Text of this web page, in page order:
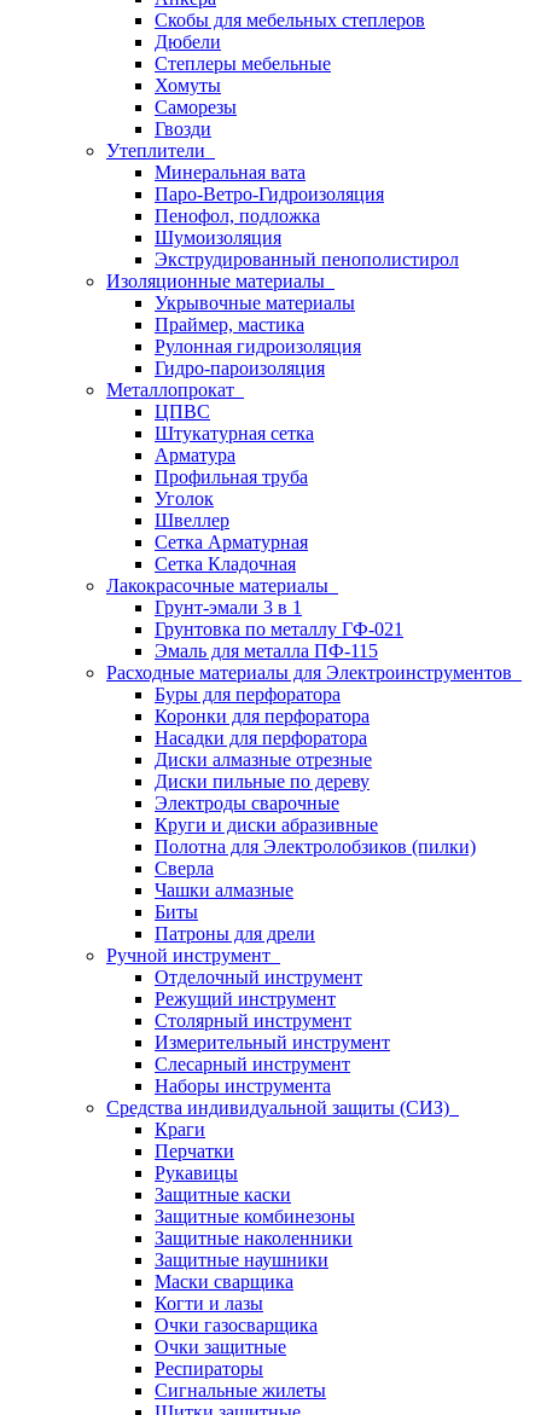
Скобы для мебельных степлеров
Дюбели
Степлеры мебельные
Хомуты
Саморезы
Гвозди
Утеплители
Минеральная вата
Паро-Ветро-Гидроизоляция
Пенофол, подложка
Шумоизоляция
Экструдированный пенополистирол
Изоляционные материалы
Укрывочные материалы
Праймер, мастика
Рулонная гидроизоляция
Гидро-пароизоляция
Металлопрокат
ЦПВС
Штукатурная сетка
Арматура
Профильная труба
Уголок
Швеллер
Сетка Арматурная
Сетка Кладочная
Лакокрасочные материалы
Грунт-эмали 3 в 1
Грунтовка по металлу ГФ-021
Эмаль для металла ПФ-115
Расходные материалы для Электроинструментов
Буры для перфоратора
Коронки для перфоратора
Насадки для перфоратора
Диски алмазные отрезные
Диски пильные по дереву
Электроды сварочные
Круги и диски абразивные
Полотна для Электролобзиков (пилки)
Сверла
Чашки алмазные
Биты
Патроны для дрели
Ручной инструмент
Отделочный инструмент
Режущий инструмент
Столярный инструмент
Измерительный инструмент
Слесарный инструмент
Наборы инструмента
Средства индивидуальной защиты (СИЗ)
Краги
Перчатки
Рукавицы
Защитные каски
Защитные комбинезоны
Защитные наколенники
Защитные наушники
Маски сварщика
Когти и лазы
Очки газосварщика
Очки защитные
Респираторы
Сигнальные жилеты